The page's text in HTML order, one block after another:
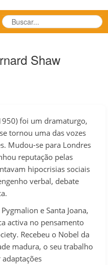
Shaw
foi um dramaturgo,
tornou uma das vozes
Mudou-se para Londres
reputação pelas
hipocrisias sociais
verbal, debate
e Santa Joana,
activa no pensamento
Recebeu o Nobel da
madura, o seu trabalho